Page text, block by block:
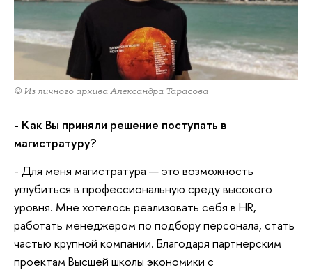
© Из личного архива Александра Тарасова
- Как Вы приняли решение поступать в
магистратуру?
- Для меня магистратура — это возможность
углубиться в профессиональную среду высокого
уровня. Мне хотелось реализовать себя в HR,
работать менеджером по подбору персонала, стать
частью крупной компании. Благодаря партнерским
проектам Высшей школы экономики с